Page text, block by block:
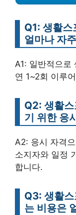
Q1: 생활
얼마나 자
A1: 일반적으로
연 1~2회 이루
Q2: 생활
기 위한 응
A2: 응시 자격
소지자와 일정
합니다.
Q3: 생활
는 비용은